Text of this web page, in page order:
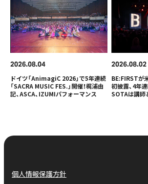
2026 08 04
ドイツ「AnimagiC 2026」で5年連続
「SACRA MUSIC FES.」開催！梶浦由
記、ASCA、IZUMIパフォーマンス
2026 08 02
BE:FIRSTが
初披露、4年
SOTAは講師
個人情報保護方針